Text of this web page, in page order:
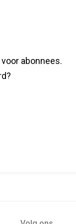
abonnees.